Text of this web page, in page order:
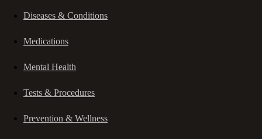
Diseases & Conditions
Medications
Mental Health
Tests & Procedures
Prevention & Wellness